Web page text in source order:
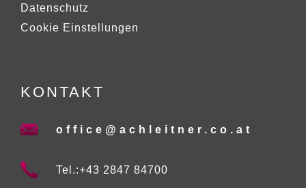
Datenschutz
Cookie Einstellungen
KONTAKT
office@achleitner.co.at
Tel.:+43 2847 84700